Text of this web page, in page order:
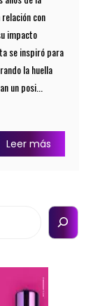
con
impacto
se inspiró para
la huella
un posi...
Leer más